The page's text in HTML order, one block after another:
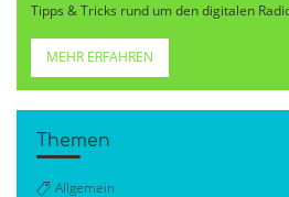
Tipps & Tricks rund um den digitalen
MEHR ERFAHREN
Themen
Allgemein